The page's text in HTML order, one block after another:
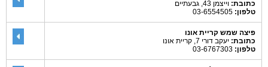
כתובת: וייצמן 43, גבעתיים
טלפון:
פיצה שמש קריית אונו
כתובת: יעקב דורי 7, קריית אונו
טלפון: